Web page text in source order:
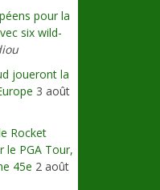
pour la
six wild-
joueront la
3 août
Rocket
le PGA Tour,
45e 2 août